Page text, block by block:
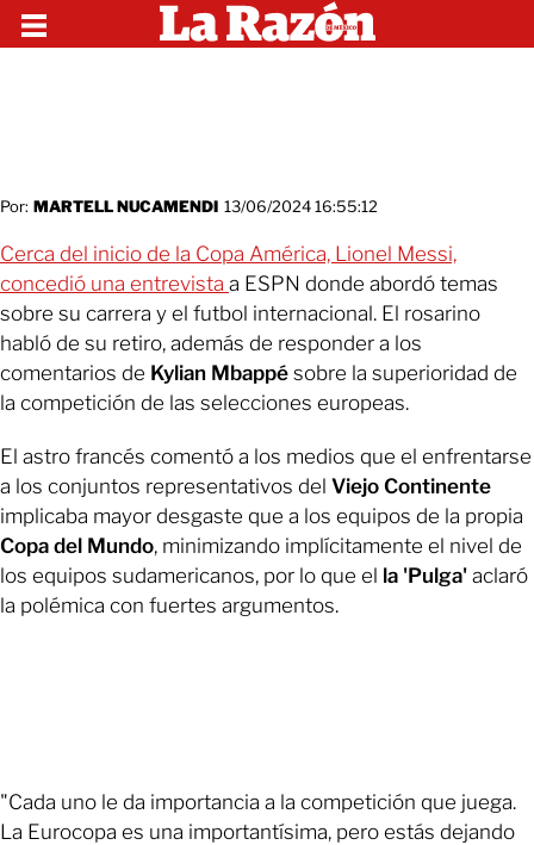
Por: MARTELL NUCAMENDI 13/06/2024 16:55:12
Cerca del inicio de la Copa América, Lionel Messi,
concedió una entrevista a ESPN donde abordó temas
sobre su carrera y el futbol internacional. El rosarino
habló de su retiro, además de responder a los
comentarios de Kylian Mbappé sobre la superioridad de
la competición de las selecciones europeas.
El astro francés comentó a los medios que el enfrentarse
a los conjuntos representativos del Viejo Continente
implicaba mayor desgaste que a los equipos de la propia
Copa del Mundo, minimizando implícitamente el nivel de
los equipos sudamericanos, por lo que el la 'Pulga' aclaró
la polémica con fuertes argumentos.
"Cada uno le da importancia a la competición que juega.
La Eurocopa es una importantísima, pero estás dejando